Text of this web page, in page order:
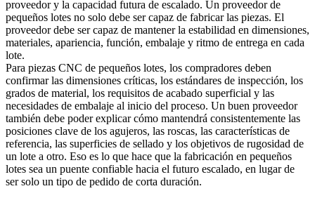
proveedor y la capacidad futura de escalado. Un proveedor de
pequeños lotes no solo debe ser capaz de fabricar las piezas. El
proveedor debe ser capaz de mantener la estabilidad en dimensiones,
materiales, apariencia, función, embalaje y ritmo de entrega en cada
lote.
Para piezas CNC de pequeños lotes, los compradores deben
confirmar las dimensiones críticas, los estándares de inspección, los
grados de material, los requisitos de acabado superficial y las
necesidades de embalaje al inicio del proceso. Un buen proveedor
también debe poder explicar cómo mantendrá consistentemente las
posiciones clave de los agujeros, las roscas, las características de
referencia, las superficies de sellado y los objetivos de rugosidad de
un lote a otro. Eso es lo que hace que la fabricación en pequeños
lotes sea un puente confiable hacia el futuro escalado, en lugar de
ser solo un tipo de pedido de corta duración.